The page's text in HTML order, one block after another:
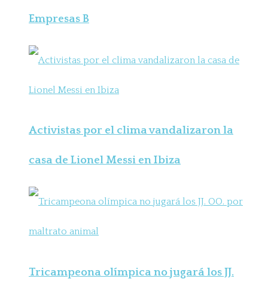
Empresas B
Activistas por el clima vandalizaron la
casa de Lionel Messi en Ibiza
Tricampeona olímpica no jugará los JJ.